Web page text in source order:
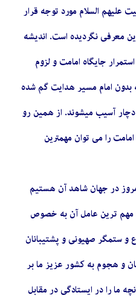
السلام مورد توجه قرار
معرفی نگردیده است. اندیشه
جایگاه امامت و لزوم
امام مسیر هدایت گم شده
آسیب میشوند. از همین رو
را می توان مهمترین
در جهان شاهد آن هستیم
مهم ترین عامل آن به خصوص
و ستمگر صهیونی و پشتیبانان
و هجوم به کشور عزیز ما بر
ما را در ایستادگی در مقابل